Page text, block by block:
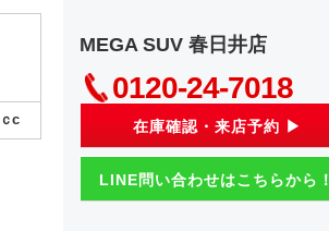
ｃc
MEGA SUV 春日井店
0120-24-7018
在庫確認・来店予約 ▶
LINE問い合わせはこちらから！